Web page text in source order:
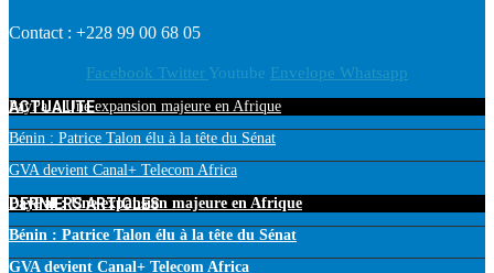
Contact : +228 99 00 68 05
Facebook Twitter Youtube Envelope Whatsapp
ACTUALITE
PayPal : Une expansion majeure en Afrique
Bénin : Patrice Talon élu à la tête du Sénat
GVA devient Canal+ Telecom Africa
DERNIERS ARTICLES
PayPal : Une expansion majeure en Afrique
Bénin : Patrice Talon élu à la tête du Sénat
GVA devient Canal+ Telecom Africa